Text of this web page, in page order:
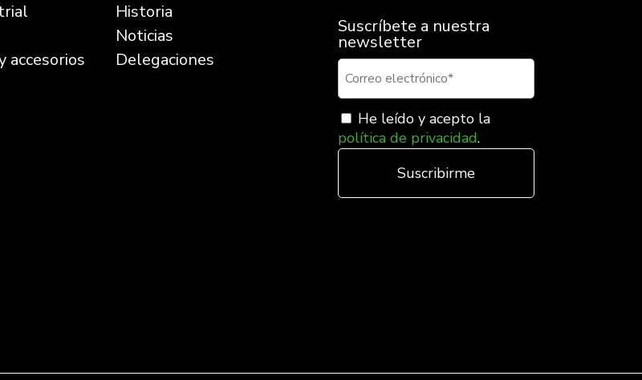
accesorios
Historia
Noticias
Delegaciones
Suscríbete a nuestra
newsletter
He leído y acepto la
política de privacidad.